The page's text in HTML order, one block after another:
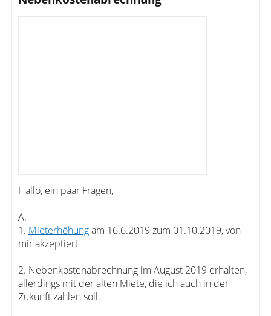
Hallo, ein paar Fragen,
A.
1. Mieterhöhungam 16.6.2019 zum 01.10.2019, von
mir akzeptiert
2. Nebenkostenabrechnung im August 2019 erhalten,
allerdings mit der alten Miete, die ich auch in der
Zukunft zahlen soll.